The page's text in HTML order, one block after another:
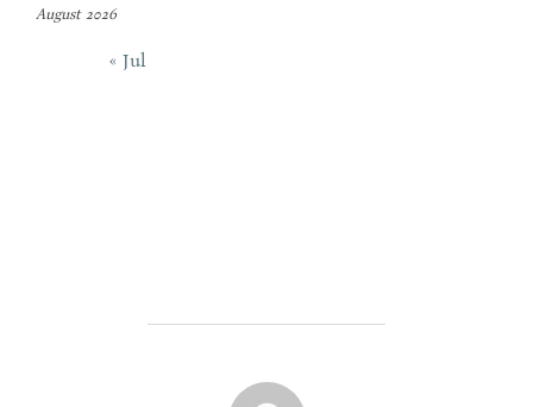
August 2026
« Jul
POST AUTHOR